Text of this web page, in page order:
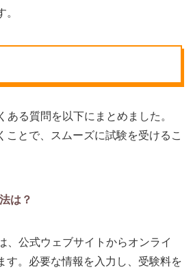
ある質問を以下にまとめました。
ことで、スムーズに試験を受けるこ
は？
、公式ウェブサイトからオンライ
す。必要な情報を入力し、受験料を